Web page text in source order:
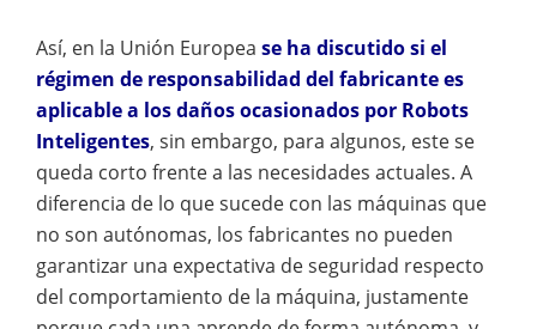
Así, en la Unión Europea se ha discutido si el
régimen de responsabilidad del fabricante es
aplicable a los daños ocasionados por Robots
Inteligentes, sin embargo, para algunos, este se
queda corto frente a las necesidades actuales. A
diferencia de lo que sucede con las máquinas que
no son autónomas, los fabricantes no pueden
garantizar una expectativa de seguridad respecto
del comportamiento de la máquina, justamente